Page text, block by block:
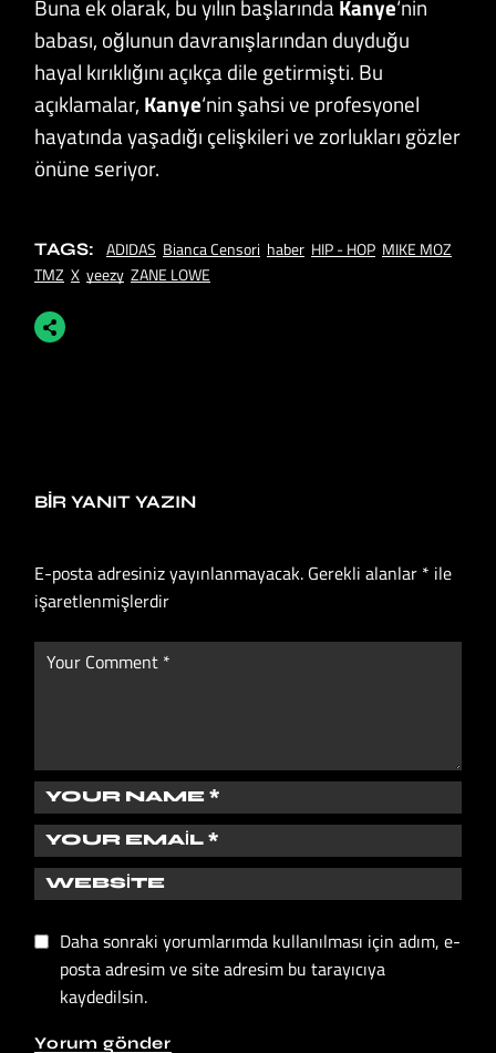
Buna ek olarak, bu yılın başlarındaKanye‘nin
babası, oğlunun davranışlarından duyduğu
hayal kırıklığını açıkça dile getirmişti. Bu
açıklamalar, Kanye‘nin şahsi ve profesyonel
hayatında yaşadığı çelişkileri ve zorlukları gözler
önüne seriyor.
TAGS: ADIDAS Bianca Censori haber HIP - HOP MIKE MOZ
TMZ X yeezy ZANE LOWE
BIR YANIT YAZIN
E-posta adresiniz yayınlanmayacak. Gerekli alanlar * ile
işaretlenmişlerdir
Daha sonraki yorumlarımda kullanılması için adım, e-
posta adresim ve site adresim bu tarayıcıya
kaydedilsin.
Yorum gönder